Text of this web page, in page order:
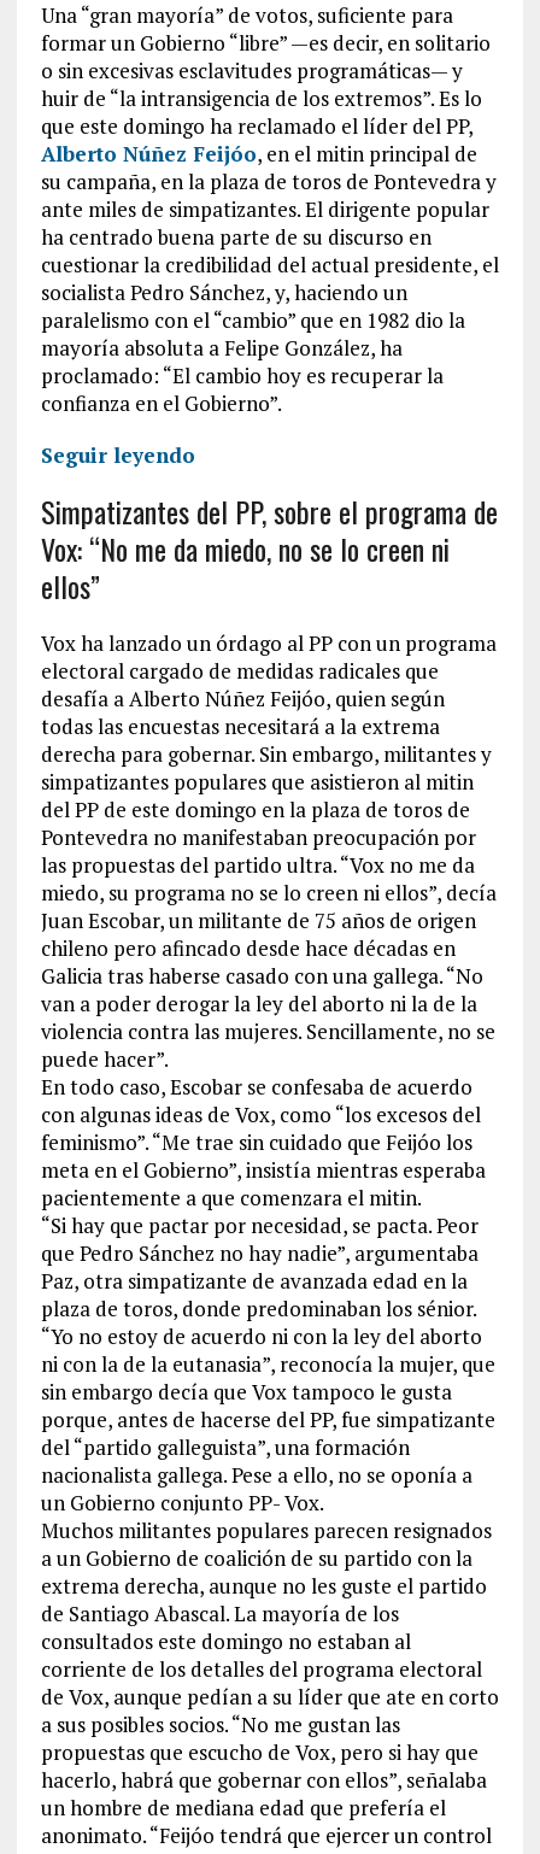
Una “gran mayoría” de votos, suficiente para
formar un Gobierno “libre” —es decir, en solitario
o sin excesivas esclavitudes programáticas— y
huir de “la intransigencia de los extremos”. Es lo
que este domingo ha reclamado el líder del PP,
Alberto Núñez Feijóo, en el mitin principal de
su campaña, en la plaza de toros de Pontevedra y
ante miles de simpatizantes. El dirigente popular
ha centrado buena parte de su discurso en
cuestionar la credibilidad del actual presidente, el
socialista Pedro Sánchez, y, haciendo un
paralelismo con el “cambio” que en 1982 dio la
mayoría absoluta a Felipe González, ha
proclamado: “El cambio hoy es recuperar la
confianza en el Gobierno”.
Seguir leyendo
Simpatizantes del PP, sobre el programa de
Vox: “No me da miedo, no se lo creen ni
ellos”
Vox ha lanzado un órdago al PP con un programa
electoral cargado de medidas radicales que
desafía a Alberto Núñez Feijóo, quien según
todas las encuestas necesitará a la extrema
derecha para gobernar. Sin embargo, militantes y
simpatizantes populares que asistieron al mitin
del PP de este domingo en la plaza de toros de
Pontevedra no manifestaban preocupación por
las propuestas del partido ultra. “Vox no me da
miedo, su programa no se lo creen ni ellos”, decía
Juan Escobar, un militante de 75 años de origen
chileno pero afincado desde hace décadas en
Galicia tras haberse casado con una gallega. “No
van a poder derogar la ley del aborto ni la de la
violencia contra las mujeres. Sencillamente, no se
puede hacer”.
En todo caso, Escobar se confesaba de acuerdo
con algunas ideas de Vox, como “los excesos del
feminismo”. “Me trae sin cuidado que Feijóo los
meta en el Gobierno”, insistía mientras esperaba
pacientemente a que comenzara el mitin.
“Si hay que pactar por necesidad, se pacta. Peor
que Pedro Sánchez no hay nadie”, argumentaba
Paz, otra simpatizante de avanzada edad en la
plaza de toros, donde predominaban los sénior.
“Yo no estoy de acuerdo ni con la ley del aborto
ni con la de la eutanasia”, reconocía la mujer, que
sin embargo decía que Vox tampoco le gusta
porque, antes de hacerse del PP, fue simpatizante
del “partido galleguista”, una formación
nacionalista gallega. Pese a ello, no se oponía a
un Gobierno conjunto PP- Vox.
Muchos militantes populares parecen resignados
a un Gobierno de coalición de su partido con la
extrema derecha, aunque no les guste el partido
de Santiago Abascal. La mayoría de los
consultados este domingo no estaban al
corriente de los detalles del programa electoral
de Vox, aunque pedían a su líder que ate en corto
a sus posibles socios. “No me gustan las
propuestas que escucho de Vox, pero si hay que
hacerlo, habrá que gobernar con ellos”, señalaba
un hombre de mediana edad que prefería el
anonimato. “Feijóo tendrá que ejercer un control